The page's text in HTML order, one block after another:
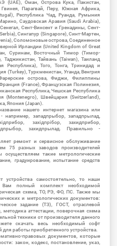
(UAE), Оман, Острова Кука, Пакистан,
Парагвай, Перу, Южная Африка,
Республика Чад, Руанда, Румыния
Саудовская Аравия (Saudi Arabia),
Сент-Винсент и Гренадины, Сент-
Сингапур (Singapore), Синт-Мартен,
Соломоновые острова, Соединенное
Ирландии (United Kingdom of Great
Суринам, Восточный Тимор (Тимор-
Тайвань (Taiwan), Таиланд
Республика), Того, Тонга, Тринидад и
(Turkey), Туркменистан, Уганда, Венгрия
острова, Фиджи, Филиппины
(France), Французская Полинезия,
Республика, Чешская Республика
(Montenegro), Швейцария (Switzerland),
Япония (Japan).
нашего интернет магазина или
западпрыбор, западпрылад,
західпрібор, захидприбор,
захидпрылад. Правильно -
ремонт и сервисное обслуживание
75 разных заводов производителей
такие метрологические
градуирование, испытание средств
самостоятельно, то наши
Вам полный комплект необходимой
схема, ТО, РЭ, ФО, ПС. Также мы
и метрологических документов:
задание (ТЗ), ГОСТ, отраслевой
аттестации, поверочная схема
техники от производителя данного
скачать весь необходимый софт
работы приобретенного устройства.
правовых документов, которые
закон, кодекс, постановление, указ,